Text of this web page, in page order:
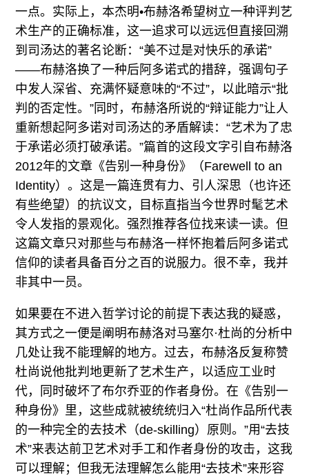
一点。实际上，本杰明•布赫洛希望树立一种评判艺
术生产的正确标准，这一追求可以远远但直接回溯
到司汤达的著名论断：“美不过是对快乐的承诺”
——布赫洛换了一种后阿多诺式的措辞，强调句子
中发人深省、充满怀疑意味的“不过”，以此暗示“批
判的否定性。”同时，布赫洛所说的“辩证能力”让人
重新想起阿多诺对司汤达的矛盾解读：“艺术为了忠
于承诺必须打破承诺。”篇首的这段文字引自布赫洛
2012年的文章《告别一种身份》（Farewell to an
Identity）。这是一篇连贯有力、引人深思（也许还
有些绝望）的抗议文，目标直指当今世界时髦艺术
令人发指的景观化。强烈推荐各位找来读一读。但
这篇文章只对那些与布赫洛一样怀抱着后阿多诺式
信仰的读者具备百分之百的说服力。很不幸，我并
非其中一员。
如果要在不进入哲学讨论的前提下表达我的疑惑，
其方式之一便是阐明布赫洛对马塞尔·杜尚的分析中
几处让我不能理解的地方。过去，布赫洛反复称赞
杜尚说他批判地更新了艺术生产，以适应工业时
代，同时破坏了布尔乔亚的作者身份。在《告别一
种身份》里，这些成就被统统归入“杜尚作品所代表
的一种完全的去技术（de-skilling）原则。”用“去技
术”来表达前卫艺术对手工和作者身份的攻击，这我
可以理解；但我无法理解怎么能用“去技术”来形容